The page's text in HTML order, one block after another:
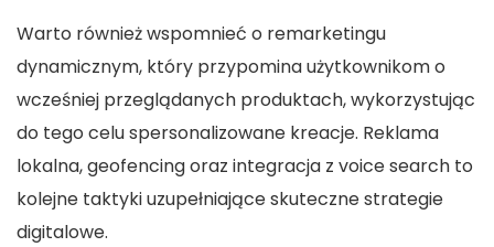
Warto również wspomnieć o remarketingu
dynamicznym, który przypomina użytkownikom o
wcześniej przeglądanych produktach, wykorzystując
do tego celu spersonalizowane kreacje. Reklama
lokalna, geofencing oraz integracja z voice search to
kolejne taktyki uzupełniające skuteczne strategie
digitalowe.